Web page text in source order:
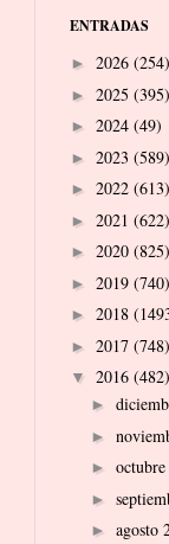
ENTRADAS
► 2026 (254)
► 2025 (395)
► 2024 (49)
► 2023 (589)
► 2022 (613)
► 2021 (622)
► 2020 (825)
► 2019 (740)
► 2018
► 2017 (748)
▼ 2016 (482)
►
►
►
►
► agosto